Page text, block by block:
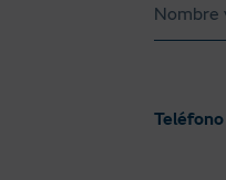
Teléfono